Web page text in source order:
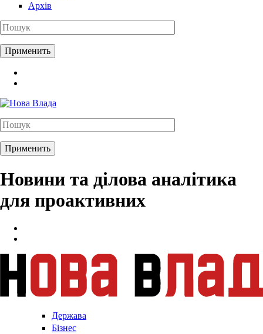
Архів
Новини та ділова аналітика
для проактивних
Держава
Бізнес